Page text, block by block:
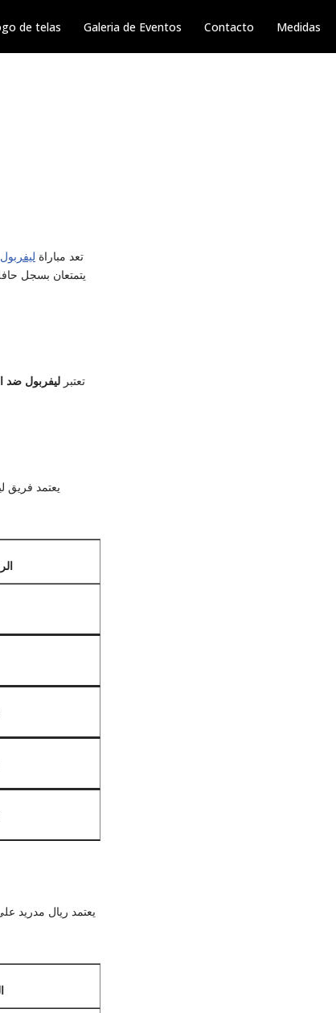
de telas Galeria de Eventos Contacto Medidas
تعد مباراة
يتمتعان بسجل
تعتبرليفربول ضد
يعتمد فريق
يعتمد ريال مدريد